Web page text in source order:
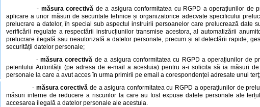
- măsura corectivă de a asigura conformitatea cu RGPD a operațiunilor de
aplicare a unor măsuri de securitate tehnice și organizatorice adecvate specificului
prelucrare a datelor, în special sub aspectul instruirii persoanelor care prelucrează date
verificării regulate a respectării instrucțiunilor transmise acestora, al automatizării
prelucrare ilegală sau neautorizată a datelor personale, precum și al detectării rapide,
securității datelor personale;
-măsura corectivă de a asigura conformitatea cu RGPD a operațiunilor de
petentului Autorității (pe adresa de e-mail a acestuia) pentru a-i solicita să ia măsuri
personale la care a avut acces în urma primirii pe email a corespondenței adresate unui terț;
- măsura corectivă de a asigura conformitatea cu RGPD a operațiunilor de
măsuri interne de reducere a riscurilor la care au fost expuse datele personale ale
accesarea ilegală a datelor personale ale acestuia.